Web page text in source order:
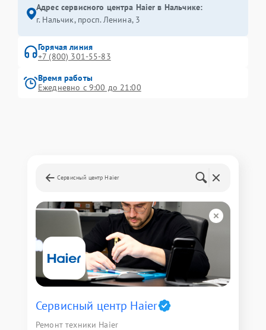
Адрес сервисного центра Haier в Нальчике:
г. Нальчик, просп. Ленина, 3
Горячая линия
+7 (800) 301-55-83
Время работы
Ежедневно с 9:00 до 21:00
Сервисный центр Haier
Сервисный центр Haier
Ремонт техники Haier